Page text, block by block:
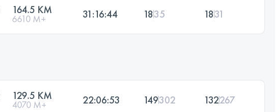
164.5 KM
6610 M+ 31:16:44 1835 1831
129.5 KM
4070 M+ 22:06:53 149302 132267